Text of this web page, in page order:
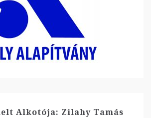
Alkotója: Zilahy Tamás